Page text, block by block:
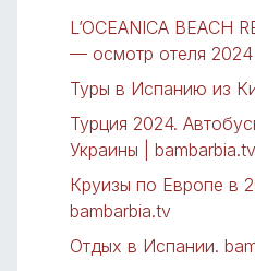
L’OCEANICA BEACH
— осмотр отеля
Туры в Испанию из
Турция 2024.
Украины | bambarbia.tv
Круизы по Европе в
bambarbia.tv
Отдых в Испании.